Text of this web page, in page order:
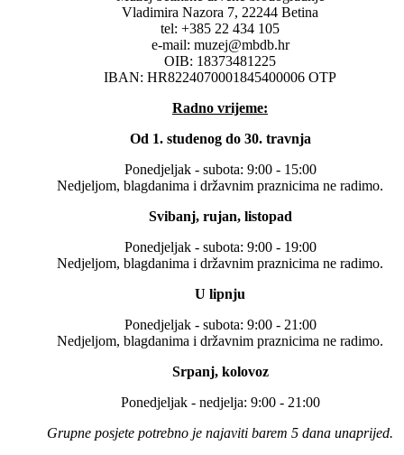
Vladimira Nazora 7, 22244 Betina
tel: +385 22 434 105
e-mail: muzej@mbdb.hr
OIB: 18373481225
IBAN: HR8224070001845400006 OTP
Radno vrijeme:
Od 1. studenog do 30. travnja
Ponedjeljak - subota: 9:00 - 15:00
Nedjeljom, blagdanima i državnim praznicima ne radimo.
Svibanj, rujan, listopad
Ponedjeljak - subota: 9:00 - 19:00
Nedjeljom, blagdanima i državnim praznicima ne radimo.
U lipnju
Ponedjeljak - subota: 9:00 - 21:00
Nedjeljom, blagdanima i državnim praznicima ne radimo.
Srpanj, kolovoz
Ponedjeljak - nedjelja: 9:00 - 21:00
Grupne posjete potrebno je najaviti barem 5 dana unaprijed.